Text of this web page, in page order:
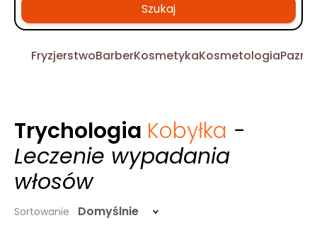
Szukaj
FryzjerstwoBarberKosmetykaKosmetologia
Trychologia Kobyłka -
Leczenie wypadania
włosów
Sortowanie Domyślnie